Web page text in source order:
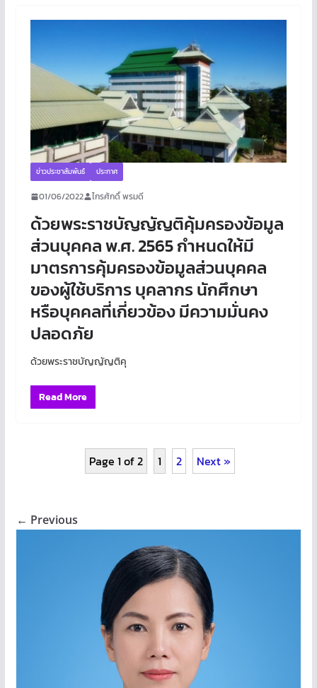
ข่าวประชาสัมพันธ์ ประกาศ
01/06/2022 ไกรศักดิ์ พรมดี
ด้วยพระราชบัญญัญติคุ้มครองข้อมูล
ส่วนบุคคล พ.ศ. 2565 กำหนดให้มี
มาตรการคุ้มครองข้อมูลส่วนบุคคล
ของผู้ใช้บริการ บุคลากร นักศึกษา
หรือบุคคลที่เกี่ยวข้อง มีความมั่นคง
ปลอดภัย
ด้วยพระราชบัญญัญติคุ
Read More
Page 1 of 2 1 2 Next »
← Previous